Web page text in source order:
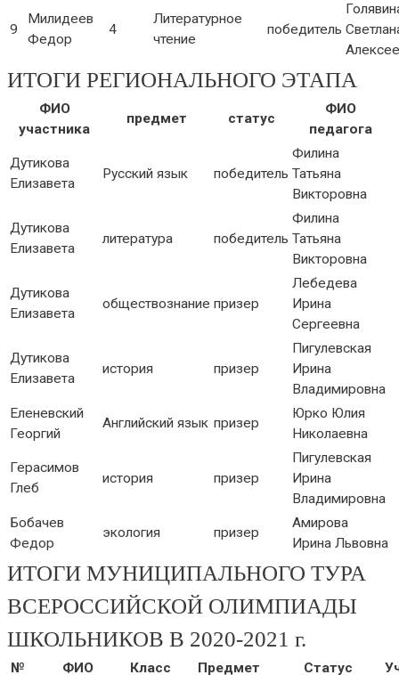
9
Милидеев
Федор
4
Литературное
чтение
победитель
ИТОГИ РЕГИОНАЛЬНОГО ЭТАПА
ФИО
участника
предмет статус
ФИО
педагога
Дутикова
Елизавета
Русский язык победитель
Филина
Татьяна
Викторовна
Дутикова
Елизавета
литература победитель
Филина
Татьяна
Викторовна
Дутикова
Елизавета
обществознание призер
Лебедева
Ирина
Сергеевна
Дутикова
Елизавета
история призер
Пигулевская
Ирина
Владимировна
Еленевский
Георгий
Английский язык призер
Юрко Юлия
Николаевна
Герасимов
Глеб
история призер
Пигулевская
Ирина
Владимировна
Бобачев
Федор
экология призер
Амирова
Ирина Львовна
ИТОГИ МУНИЦИПАЛЬНОГО ТУРА
ВСЕРОССИЙСКОЙ ОЛИМПИАДЫ
ШКОЛЬНИКОВ В 2020-2021 г.
№ ФИО Класс Предмет Статус